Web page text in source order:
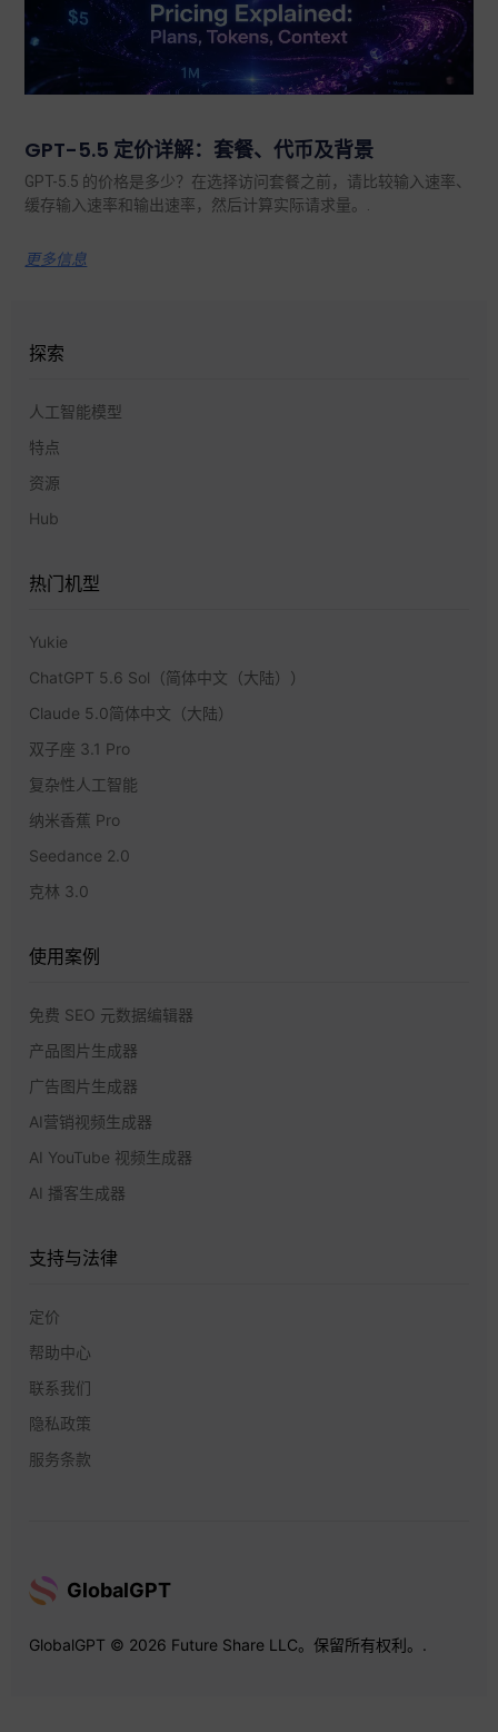
GPT-5.5 定价详解：套餐、代币及背景
GPT-5.5 的价格是多少？在选择访问套餐之前，请比较输入速率、
缓存输入速率和输出速率，然后计算实际请求量。.
更多信息
探索
人工智能模型
特点
资源
Hub
热门机型
Yukie
ChatGPT 5.6 Sol（简体中文（大陆））
Claude 5.0简体中文（大陆）
双子座 3.1 Pro
复杂性人工智能
纳米香蕉 Pro
Seedance 2.0
克林 3.0
使用案例
免费 SEO 元数据编辑器
产品图片生成器
广告图片生成器
AI营销视频生成器
AI YouTube 视频生成器
AI 播客生成器
支持与法律
定价
帮助中心
联系我们
隐私政策
服务条款
GlobalGPT
GlobalGPT © 2026 Future Share LLC。保留所有权利。.